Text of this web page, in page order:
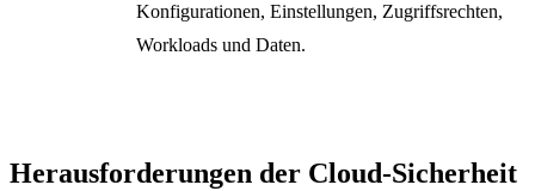
Konfigurationen, Einstellungen, Zugriffsrechten,
Workloads und Daten.
Herausforderungen der Cloud-Sicherheit